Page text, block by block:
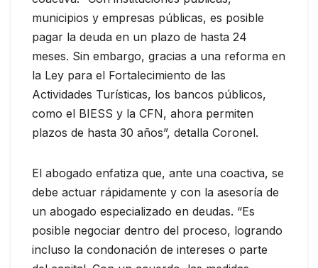
municipios y empresas públicas, es posible
pagar la deuda en un plazo de hasta 24
meses. Sin embargo, gracias a una reforma en
la Ley para el Fortalecimiento de las
Actividades Turísticas, los bancos públicos,
como el BIESS y la CFN, ahora permiten
plazos de hasta 30 años”, detalla Coronel.
El abogado enfatiza que, ante una coactiva, se
debe actuar rápidamente y con la asesoría de
un abogado especializado en deudas. “Es
posible negociar dentro del proceso, logrando
incluso la condonación de intereses o parte